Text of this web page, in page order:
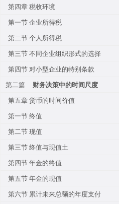
第四章 税收环境
第一节 企业所得税
第二节 个人所得税
第三节 不同企业组织形式的选择
第四节 对小型企业的特别条款
第二篇
财务决策中的时间尺度
第五章 货币的时间价值
第一节 终值
第二节 现值
第三节 终值与现值土
第四节 年金的终值
第五节 年金的现值
第六节 累计未来总额的年度支付